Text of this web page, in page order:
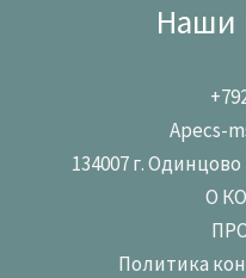
Наши
Apecs-
134007 г.
О
Политика